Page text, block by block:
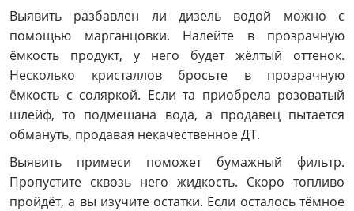
Выявить разбавлен ли дизель водой можно с
помощью марганцовки. Налейте в прозрачную
ёмкость продукт, у него будет жёлтый оттенок.
Несколько кристаллов бросьте в прозрачную
ёмкость с соляркой. Если та приобрела розоватый
шлейф, то подмешана вода, а продавец пытается
обмануть, продавая некачественное ДТ.
Выявить примеси поможет бумажный фильтр.
Пропустите сквозь него жидкость. Скоро топливо
пройдёт, а вы изучите остатки. Если осталось тёмное